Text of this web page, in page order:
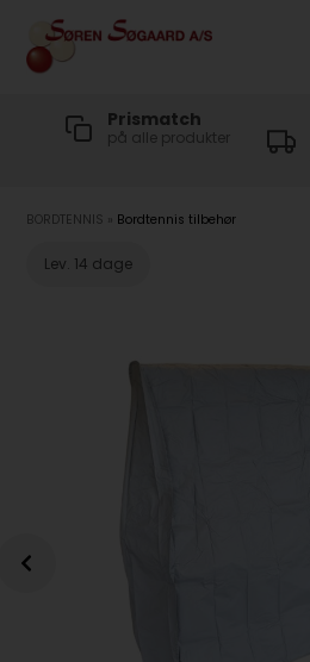
Prismatch
på alle produkter
BORDTENNIS Bordtennis tilbehør
Lev. 14 dage